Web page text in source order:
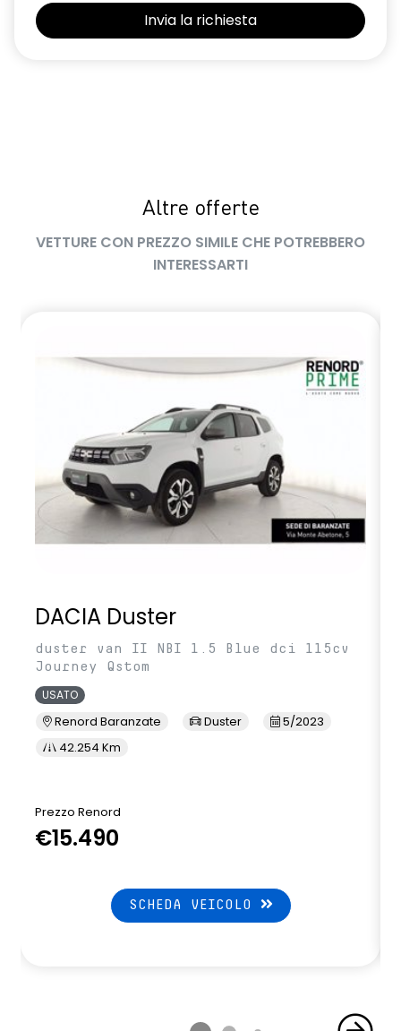
Altre offerte
VETTURE CON PREZZO SIMILE CHE POTREBBERO
INTERESSARTI
DACIA Duster
duster van II NBI 1.5 Blue dci 115cv
Journey Qstom
USATO
Renord Baranzate Duster
5/2023
42.254 Km
Prezzo Renord
€15.490
SCHEDA VEICOLO